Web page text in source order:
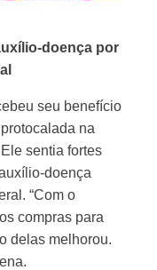
doença por
seu benefício
na
sentia fortes
doença
“Com o
compras para
delas melhorou.